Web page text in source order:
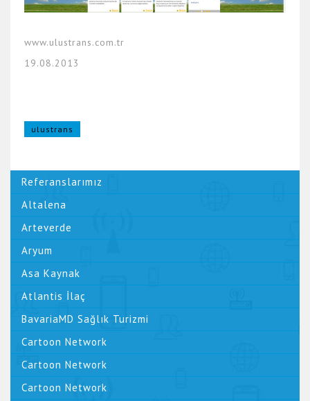
www.ulustrans.com.tr
19.08.2013
ulustrans
Referanslarımız
Altalena
Arteverde
Aryum
Asa Kaynak
Atlantis İlaç
BavariaMD Sağlık Turizmi
Cartoon Network
Cartoon Network
Cartoon Network